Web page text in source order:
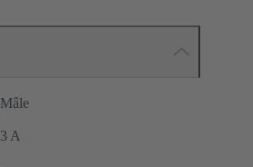
Mâle
3 A